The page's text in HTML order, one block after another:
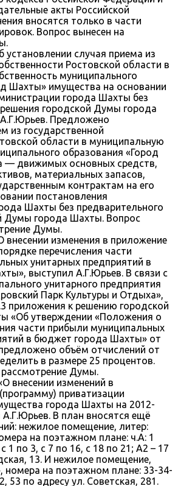
акты Российской
вносятся только в части
Вопрос вынесен на
установлении случая приема из
Ростовской области в
муниципального
Шахты» имущества на основании
города Шахты без
городской Думы города
Предложено
из государственной
области в муниципальную
образования «Город
— движимых основных средств,
материальных запасов,
контрактам на его
постановления
Шахты без предварительного
Думы города Шахты. Вопрос
Думы.
внесении изменения в приложение
перечисления части
унитарных предприятий в
выступил А.Г.Юрьев. В связи с
унитарного предприятия
Парк Культуры и Отдыха»,
приложения к решению городской
«Об утверждении «Положения о
части прибыли муниципальных
в бюджет города Шахты» от
объём отчислений от
в размере 25 процентов.
Думы.
внесении изменений в
приватизации
города Шахты на 2012-
А.Г.Юрьев. В план вносятся ещё
нежилое помещение, литер:
на поэтажном плане: ч.А: 1
1 по 3, с 7 по 16, с 18 по 21; А2 – 17
13. И нежилое помещение,
номера на поэтажном плане: 33-34-
53 по адресу ул. Советская, 281.